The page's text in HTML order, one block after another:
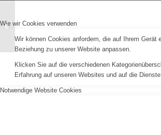
Entry without preview image
Wie wir Cookies verwenden
Wir können Cookies anfordern, die auf Ihrem
Beziehung zu unserer Website anpassen.
Klicken Sie auf die verschiedenen
Erfahrung auf unseren Websites und auf die
Notwendige Website Cookies